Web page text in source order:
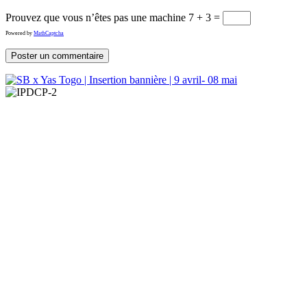
Prouvez que vous n’êtes pas une machine 7 + 3 =
Powered by MathCaptcha